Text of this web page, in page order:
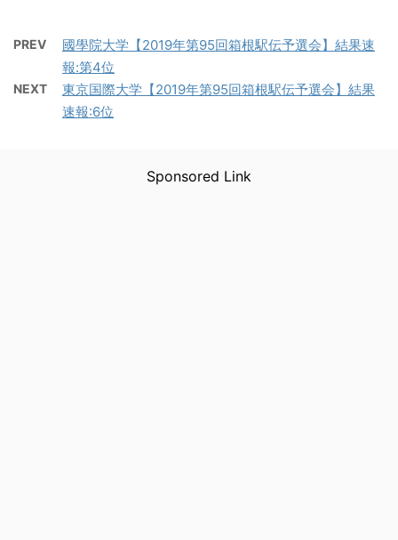
PREV
國學院大学【2019年第95回箱根駅伝予選会】結果速
報:第4位
NEXT
東京国際大学【2019年第95回箱根駅伝予選会】結果
速報:6位
Sponsored Link